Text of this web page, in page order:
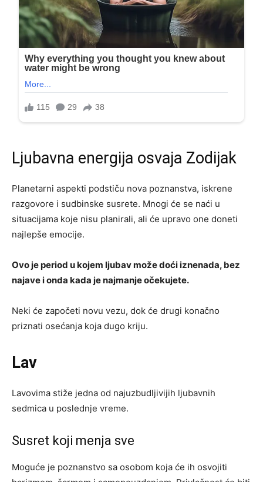
Ljubavna energija osvaja Zodijak
Planetarni aspekti podstiču nova poznanstva, iskrene
razgovore i sudbinske susrete. Mnogi će se naći u
situacijama koje nisu planirali, ali će upravo one doneti
najlepše emocije.
Ovo je period u kojem ljubav može doći iznenada, bez
najave i onda kada je najmanje očekujete.
Neki će započeti novu vezu, dok će drugi konačno
priznati osećanja koja dugo kriju.
Lav
Lavovima stiže jedna od najuzbudljivijih ljubavnih
sedmica u poslednje vreme.
Susret koji menja sve
Moguće je poznanstvo sa osobom koja će ih osvojiti